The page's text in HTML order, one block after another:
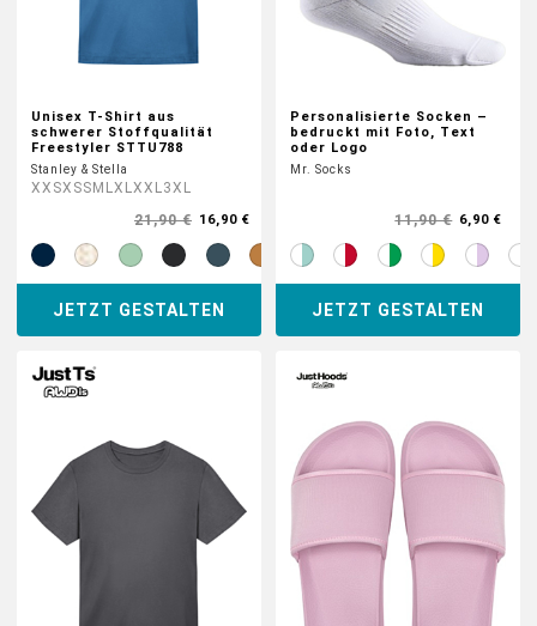
Unisex T-Shirt aus
schwerer Stoffqualität
Freestyler STTU788
Stanley & Stella
XXSXSSM L XL XXL 3XL
21,90 € 16,90 €
JETZT GESTALTEN
Personalisierte Socken –
bedruckt mit Foto, Text
oder Logo
Mr. Socks
11,90 € 6,90 €
JETZT GESTALTEN